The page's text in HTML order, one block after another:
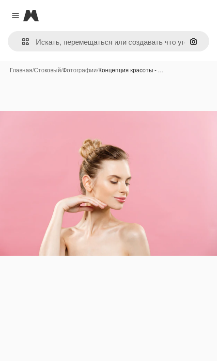
Close menu
Magnific
Поиск
Главная/Стоковый/Фотографии/Концепция красоты - …